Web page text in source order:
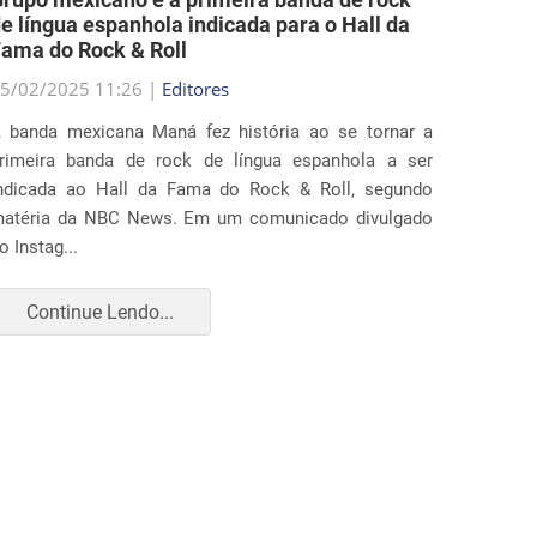
língua espanhola indicada para o Hall da
do Rock & Roll
02/2025 11:26 | Editores
banda mexicana Maná fez história ao se tornar a
banda de rock de língua espanhola a ser
ao Hall da Fama do Rock & Roll, segundo
da NBC News. Em um comunicado divulgado
Instag...
Continue Lendo...